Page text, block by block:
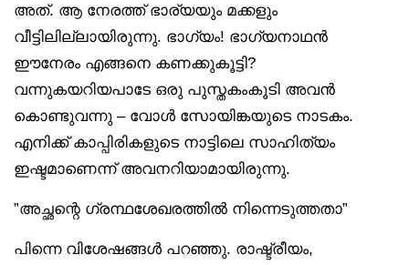
അത്. ആ നേരത്ത് ഭാര്യയും മക്കളും
വീട്ടിലില്ലായിരുന്നു. ഭാഗ്യം! ഭാഗ്യനാഥൻ
ഈനേരം എങ്ങനെ കണക്കുകൂട്ടി?
വന്നുകയറിയപാടേ ഒരു പുസ്തകംകൂടി അവൻ
കൊണ്ടുവന്നു – വോൾ സോയിങ്കയുടെ നാടകം.
എനിക്ക് കാപ്പിരികളുടെ നാട്ടിലെ സാഹിത്യം
ഇഷ്ടമാണെന്ന് അവനറിയാമായിരുന്നു.
”അച്ഛന്റെ ഗ്രന്ഥശേഖരത്തിൽ നിന്നെടുത്തതാ”
പിന്നെ വിശേഷങ്ങൾ പറഞ്ഞു. രാഷ്ട്രീയം,